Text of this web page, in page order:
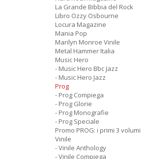
La Grande Bibbia del Rock
Libro Ozzy Osbourne
Locura Magazine
Mania Pop
Marilyn Monroe Vinile
Metal Hammer Italia
Music Hero
- Music Hero Bbc Jazz
- Music Hero Jazz
Prog
- Prog Compiega
- Prog Glorie
- Prog Monografie
- Prog Speciale
Promo PROG: i primi 3 volumi
Vinile
- Vinile Anthology
- Vinile Compiega